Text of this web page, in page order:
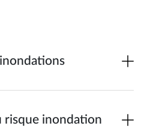
risque inondation